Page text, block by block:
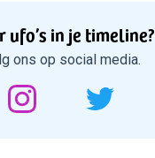
ufo’s in je timeline?
ons op social media.